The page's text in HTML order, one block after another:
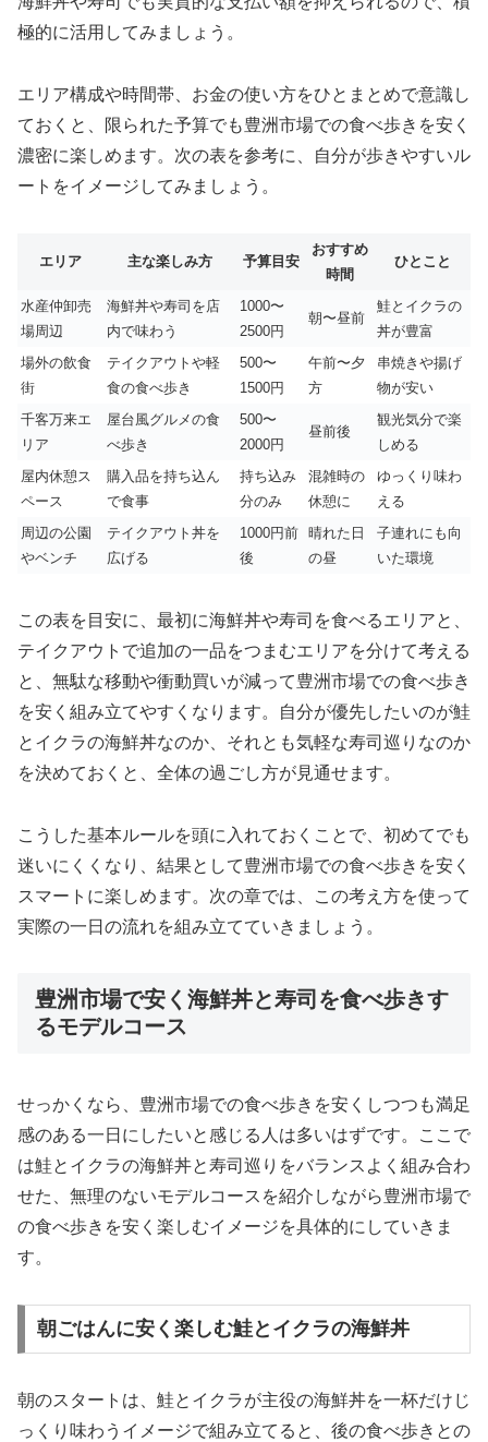
極的に活用してみましょう。
エリア構成や時間帯、お金の使い方をひとまとめで意識し
ておくと、限られた予算でも豊洲市場での食べ歩きを安く
濃密に楽しめます。次の表を参考に、自分が歩きやすいル
ートをイメージしてみましょう。
エリア 主な楽しみ方 予算目安
おすすめ
時間
ひとこと
水産仲卸売
場周辺
海鮮丼や寿司を店
内で味わう
1000〜
2500円
朝〜昼前
鮭とイクラの
丼が豊富
場外の飲食
街
テイクアウトや軽
食の食べ歩き
500〜
1500円
午前〜夕
方
串焼きや揚げ
物が安い
千客万来エ
リア
屋台風グルメの食
べ歩き
500〜
2000円
昼前後
観光気分で楽
しめる
屋内休憩ス
ペース
購入品を持ち込ん
で食事
持ち込み
分のみ
混雑時の
休憩に
ゆっくり味わ
える
周辺の公園
やベンチ
テイクアウト丼を
広げる
1000円前
後
晴れた日
の昼
子連れにも向
いた環境
この表を目安に、最初に海鮮丼や寿司を食べるエリアと、
テイクアウトで追加の一品をつまむエリアを分けて考える
と、無駄な移動や衝動買いが減って豊洲市場での食べ歩き
を安く組み立てやすくなります。自分が優先したいのが鮭
とイクラの海鮮丼なのか、それとも気軽な寿司巡りなのか
を決めておくと、全体の過ごし方が見通せます。
こうした基本ルールを頭に入れておくことで、初めてでも
迷いにくくなり、結果として豊洲市場での食べ歩きを安く
スマートに楽しめます。次の章では、この考え方を使って
実際の一日の流れを組み立てていきましょう。
豊洲市場で安く海鮮丼と寿司を食べ歩きす
るモデルコース
せっかくなら、豊洲市場での食べ歩きを安くしつつも満足
感のある一日にしたいと感じる人は多いはずです。ここで
は鮭とイクラの海鮮丼と寿司巡りをバランスよく組み合わ
せた、無理のないモデルコースを紹介しながら豊洲市場で
の食べ歩きを安く楽しむイメージを具体的にしていきま
す。
朝ごはんに安く楽しむ鮭とイクラの海鮮丼
朝のスタートは、鮭とイクラが主役の海鮮丼を一杯だけじ
っくり味わうイメージで組み立てると、後の食べ歩きとの